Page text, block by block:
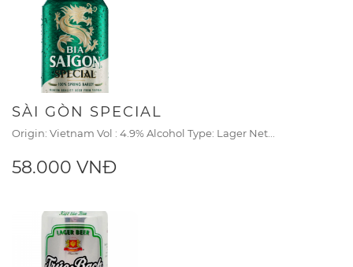
SÀI GÒN SPECIAL
Origin: Vietnam Vol : 4.9% Alcohol Type: Lager Net...
58.000 VNĐ